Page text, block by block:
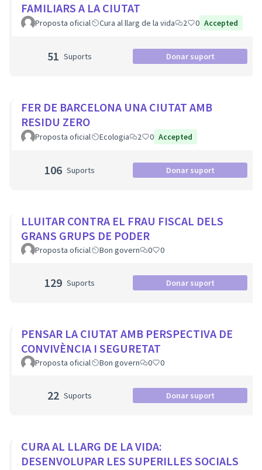
FAMILIARS A LA CIUTAT
Proposta oficial Cura al llarg de la vida 2 0 Accepted
51 Suports Donar suport
FER DE BARCELONA UNA CIUTAT AMB
RESIDU ZERO
Proposta oficial Ecologia 2 0 Accepted
106 Suports Donar suport
LLUITAR CONTRA EL FRAU FISCAL DELS
GRANS GRUPS DE PODER
Proposta oficial Bon govern 0 0
129 Suports Donar suport
PENSAR LA CIUTAT AMB PERSPECTIVA DE
CONVIVÈNCIA I SEGURETAT
Proposta oficial Bon govern 0 0
22 Suports Donar suport
CURA AL LLARG DE LA VIDA:
DESENVOLUPAR LES SUPERILLES SOCIALS